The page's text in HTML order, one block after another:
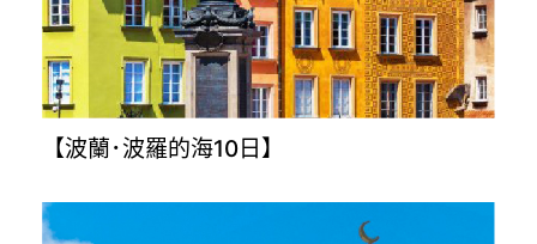
【波蘭･波羅的海10日】